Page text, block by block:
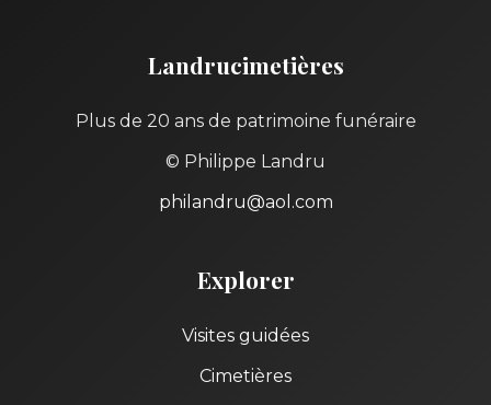
Landrucimetières
Plus de 20 ans de patrimoine funéraire
© Philippe Landru
philandru@aol.com
Explorer
Visites guidées
Cimetières